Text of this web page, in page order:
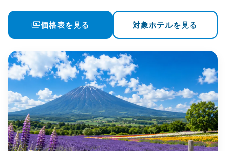
payments価格表を見る 対象ホテルを見る